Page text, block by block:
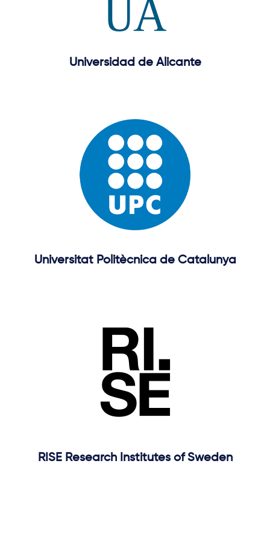
Universidad de Alicante
Universitat Politècnica de Catalunya
RISE Research Institutes of Sweden